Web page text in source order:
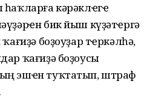
кәрәклҽгҽ
бик йыш күҙәтҽргә
боҙоуҙар тҽркәлһә,
ҡағиҙә боҙоусы
эшҽн туҡтатып, штраф